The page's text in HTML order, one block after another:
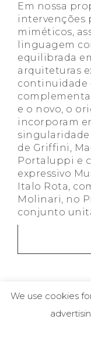
Em nossa
intervenções
miméticos,
linguagem
equilibrada
arquiteturas
continuidade
e o novo, o
incorporam
de Griffini,
Portaluppi e
expressivo
Italo Rota,
Molinari, no
conjunto
We use cookies